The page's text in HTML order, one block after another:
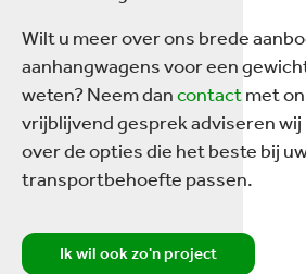
Wilt u meer over ons brede
aanhangwagens voor een
weten? Neem dancontactmet
vrijblijvend gesprek adviseren wij
over de opties die het beste bij
transportbehoefte passen.
Ik wil ook zo'n project